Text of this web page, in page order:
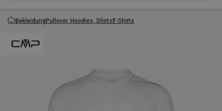
BekleidungPullover, Hoodies, ShirtsT-Shirts